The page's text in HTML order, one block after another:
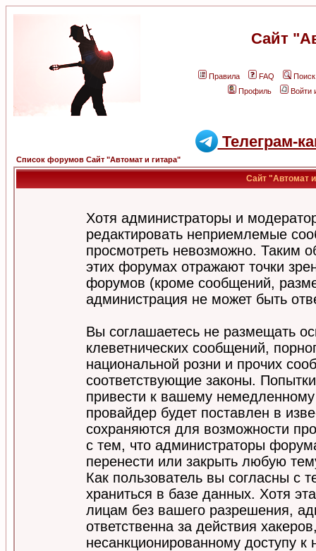
Сайт
Правила FAQ
Поиск
Профиль
Войти
Телеграм-
Список форумов Сайт "Автомат и гитара"
Сайт "Автомат и
Хотя администраторы и
редактировать неприемлемые
просмотреть невозможно. Таким
этих форумах отражают точки
форумов (кроме сообщений,
администрация не может быть
Вы соглашаетесь не размещать
клеветнических сообщений,
национальной розни и прочих
соответствующие законы.
привести к вашему
провайдер будет поставлен в
сохраняются для возможности
с тем, что администраторы
перенести или закрыть любую
Как пользователь вы согласны с
храниться в базе данных. Хотя
лицам без вашего разрешения,
ответственна за действия
несанкционированному доступу к